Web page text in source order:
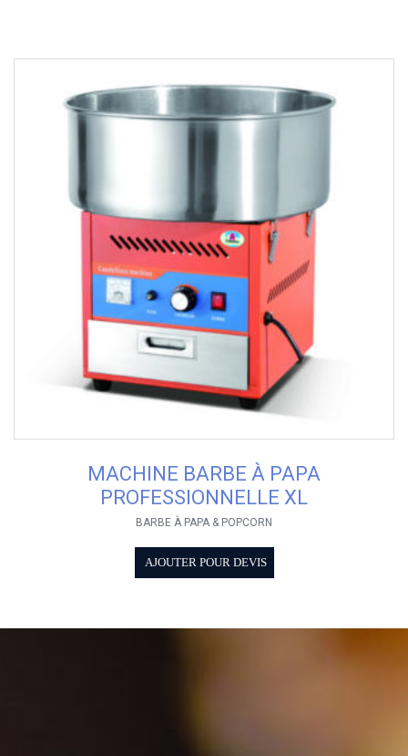
MACHINE BARBE À PAPA
PROFESSIONNELLE XL
BARBE À PAPA & POPCORN
AJOUTER POUR DEVIS